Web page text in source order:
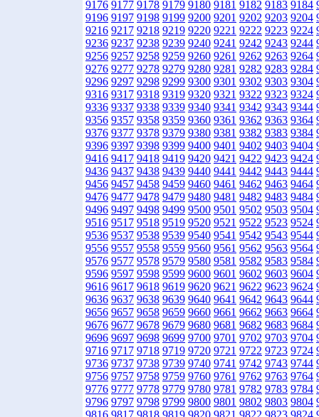
9176 9177 9178 9179 9180 9181 9182 9183 9184
9196 9197 9198 9199 9200 9201 9202 9203 9204
9216 9217 9218 9219 9220 9221 9222 9223 9224
9236 9237 9238 9239 9240 9241 9242 9243 9244
9256 9257 9258 9259 9260 9261 9262 9263 9264
9276 9277 9278 9279 9280 9281 9282 9283 9284
9296 9297 9298 9299 9300 9301 9302 9303 9304
9316 9317 9318 9319 9320 9321 9322 9323 9324
9336 9337 9338 9339 9340 9341 9342 9343 9344
9356 9357 9358 9359 9360 9361 9362 9363 9364
9376 9377 9378 9379 9380 9381 9382 9383 9384
9396 9397 9398 9399 9400 9401 9402 9403 9404
9416 9417 9418 9419 9420 9421 9422 9423 9424
9436 9437 9438 9439 9440 9441 9442 9443 9444
9456 9457 9458 9459 9460 9461 9462 9463 9464
9476 9477 9478 9479 9480 9481 9482 9483 9484
9496 9497 9498 9499 9500 9501 9502 9503 9504
9516 9517 9518 9519 9520 9521 9522 9523 9524
9536 9537 9538 9539 9540 9541 9542 9543 9544
9556 9557 9558 9559 9560 9561 9562 9563 9564
9576 9577 9578 9579 9580 9581 9582 9583 9584
9596 9597 9598 9599 9600 9601 9602 9603 9604
9616 9617 9618 9619 9620 9621 9622 9623 9624
9636 9637 9638 9639 9640 9641 9642 9643 9644
9656 9657 9658 9659 9660 9661 9662 9663 9664
9676 9677 9678 9679 9680 9681 9682 9683 9684
9696 9697 9698 9699 9700 9701 9702 9703 9704
9716 9717 9718 9719 9720 9721 9722 9723 9724
9736 9737 9738 9739 9740 9741 9742 9743 9744
9756 9757 9758 9759 9760 9761 9762 9763 9764
9776 9777 9778 9779 9780 9781 9782 9783 9784
9796 9797 9798 9799 9800 9801 9802 9803 9804
9816 9817 9818 9819 9820 9821 9822 9823 9824